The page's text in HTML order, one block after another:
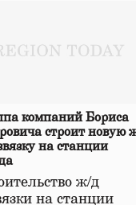
компаний Бориса
строит новую
на станции
ж/д
на станции